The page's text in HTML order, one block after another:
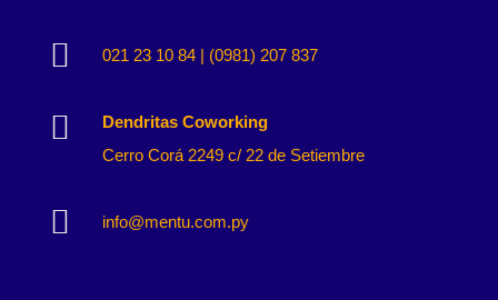
 021 23 10 84 | (0981) 207 837

Dendritas Coworking
Cerro Corá 2249 c/ 22 de Setiembre
 info@mentu.com.py